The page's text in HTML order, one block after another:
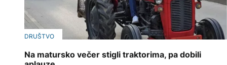
DRUŠTVO
Na matursko večer stigli traktorima, pa dobili